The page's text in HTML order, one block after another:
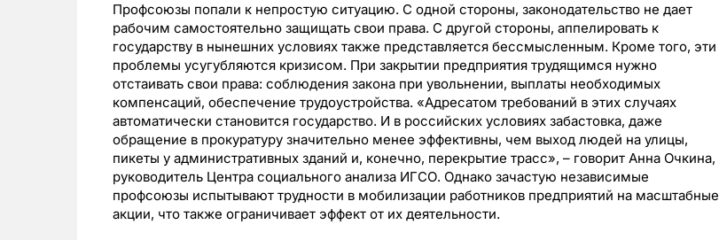
Профсоюзы попали к непростую ситуацию. С одной стороны, законодательство не дает
рабочим самостоятельно защищать свои права. С другой стороны, аппелировать к
государству в нынешних условиях также представляется бессмысленным. Кроме того, эти
проблемы усугубляются кризисом. При закрытии предприятия трудящимся нужно
отстаивать свои права: соблюдения закона при увольнении, выплаты необходимых
компенсаций, обеспечение трудоустройства. «Адресатом требований в этих случаях
автоматически становится государство. И в российских условиях забастовка, даже
обращение в прокуратуру значительно менее эффективны, чем выход людей на улицы,
пикеты у административных зданий и, конечно, перекрытие трасс», – говорит Анна Очкина,
руководитель Центра социального анализа ИГСО. Однако зачастую независимые
профсоюзы испытывают трудности в мобилизации работников предприятий на масштабные
акции, что также ограничивает эффект от их деятельности.